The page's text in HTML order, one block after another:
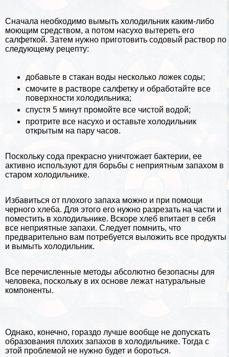
Сначала необходимо вымыть холодильник каким-либо
моющим средством, а потом насухо вытереть его
салфеткой. Затем нужно приготовить содовый раствор по
следующему рецепту:
добавьте в стакан воды несколько ложек соды;
смочите в растворе салфетку и обработайте все
поверхности холодильника;
спустя 5 минут промойте все чистой водой;
протрите все насухо и оставьте холодильник
открытым на пару часов.
Поскольку сода прекрасно уничтожает бактерии, ее
активно используют для борьбы с неприятным запахом в
старом холодильнике.
Избавиться от плохого запаха можно и при помощи
черного хлеба. Для этого его нужно разрезать на части и
поместить в холодильнике. Вскоре хлеб впитает в себя
все неприятные запахи. Следует помнить, что
предварительно вам потребуется выложить все продукты
и вымыть холодильник.
Все перечисленные методы абсолютно безопасны для
человека, поскольку в их основе лежат натуральные
компоненты.
Однако, конечно, гораздо лучше вообще не допускать
образования плохих запахов в холодильнике. Тогда с
этой проблемой не нужно будет и бороться.